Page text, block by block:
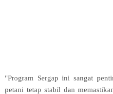
"Program Sergap ini sangat
petani tetap stabil dan